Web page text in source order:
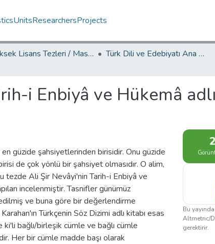
UnitsResearchersProjects
Yüksek Lisans Tezleri / Master's Theses
Türk Dili ve Edebiyatı Ana Bilim Dalı / Department of Turkish Language and Literature
i Enbiyâ ve Hükemâ
güzide şahsiyetlerinden birisidir. Onu güzide
de çok yönlü bir şahsiyet olmasıdır. O alim,
tezde Ali Şir Nevâyi'nin Tarih-i Enbiyâ ve
incelenmiştir. Tasnifler günümüz
ve buna göre bir değerlendirme
Türkçenin Söz Dizimi adlı kitabı esas
bağlı/birleşik cümle ve bağlı cümle
Her bir cümle madde başı olarak
Bu
Altmetric/
gerektirir.